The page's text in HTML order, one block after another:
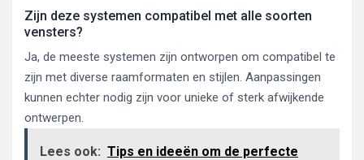
Zijn deze systemen compatibel met alle soorten
vensters?
Ja, de meeste systemen zijn ontworpen om compatibel te
zijn met diverse raamformaten en stijlen. Aanpassingen
kunnen echter nodig zijn voor unieke of sterk afwijkende
ontwerpen.
Lees ook: Tips en ideeën om de perfecte